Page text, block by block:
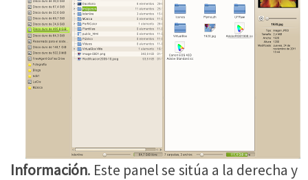
Información. Este panel se sitúa a la derecha y